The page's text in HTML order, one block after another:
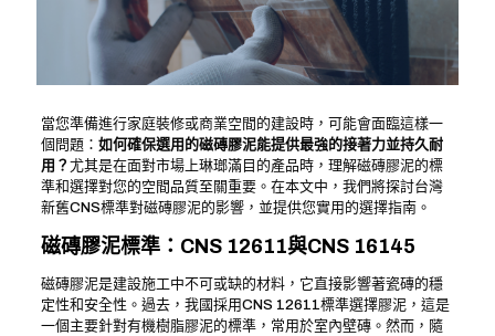
當您準備進行家庭裝修或商業空間的建設時，可能會面臨這樣一
個問題： 如何確保選用的磁磚膠泥能提供最強的接著力並持久耐
用？ 尤其是在面對市場上琳瑯滿目的產品時，理解磁磚膠泥的標
準和選擇對您的空間品質至關重要。在本文中，我們將探討台灣
新舊CNS標準對磁磚膠泥的影響，並提供您實用的選擇指南。
磁磚膠泥標準：CNS 12611與CNS 16145
磁磚膠泥是建設施工中不可或缺的材料，它直接影響著瓷磚的穩
定性和安全性。過去，我國採用CNS 12611標準選擇膠泥，這是
一個主要針對有機樹脂膠泥的標準，常用於室內壁磚。然而，隨